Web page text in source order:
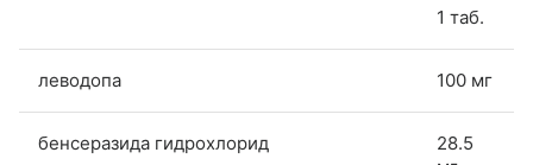
1 таб.
леводопа 100 мг
бенсеразида гидрохлорид
28.5